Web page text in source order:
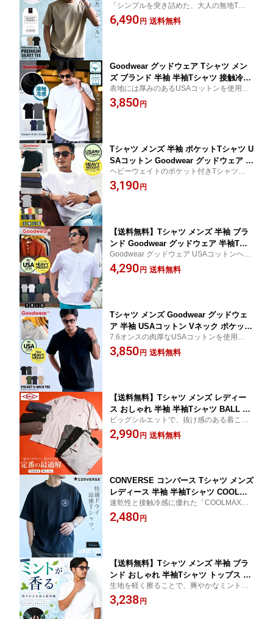
シャツ クルーネック シンプル 無地 定
番 Hollywood rich.& ハリウッドリッチ
「シンプルを突き詰めた、大人の無地Tシャ
ツ。」 余計な装飾を省いたミニマルなデザ
インだからこそ、素材とシルエットの良さ
6,490 円 送料無料
Goodwear グッドウェア Tシャツ メン
ズ ブランド 半袖 半袖Tシャツ 接触冷感
ひんやり 冷たい 涼 吸水速乾 USAコッ
トン シンプル 無地 無地Tシャツ クルー
表地には厚みのあるUSAコットンを使用
し、ドライな肌触りとしっかりとした質感
が魅力。接触冷感機能付きで、着た瞬間か
3,850 円
Tシャツ メンズ 半袖 ポケットTシャツ U
SAコットン Goodwear グッドウェア 厚
手 無地 大きいサイズ 白 黒 ポケT 定番
カジュアル 春 夏 父の日 プレゼント ア
ヘビーウェイトのポケット付きTシャツ。
肉厚なボディは、長きに渡って着続けられ
るので、コストパフォーマンス性にも長け
3,190 円
【送料無料】Tシャツ メンズ 半袖 ブラ
ンド Goodwear グッドウェア 半袖Tシ
ャツ ヘンリーネック おしゃれ 大人 US
Aコットン 7oz 7オンス ヘビーウェイト
Goodwear グッドウェア USAコットンヘン
リーネック半袖Tシャツ 大人カジュアルス
タイルに欠かせないきちんと感のある高見
4,290 円 送料無料
Tシャツ メンズ Goodwear グッドウェ
ア 半袖 USAコットン Vネック ポケット
付き 半袖Tシャツ ポケT ブランド シン
プル 無地 トップス カットソー ヘビー
7.6オンスの肉厚なUSAコットンを使用し
た、Goodwearならではのタフなヘビーウ
ェイトTシャツ。
3,850 円 送料無料
【送料無料】Tシャツ メンズ レディー
ス おしゃれ 半袖 半袖Tシャツ BALL ボ
ール ブランド ロゴ ワッペン ワンポイ
ント 無地 クルーネック 男女兼用 父の
ビッグシルエットで、抜け感のある着こな
しに。 ラフでこなれた雰囲気を演出する、
デイリーに最適な一枚。
2,990 円 送料無料
CONVERSE コンバース Tシャツ メンズ
レディース 半袖 半袖Tシャツ COOLMA
X クールマックス 涼しい ひんやり 涼感
素材 さがら刺繍 シンプル 定番 白T 白T
速乾性と接触冷感に優れた「COOLMAX」
素材を採用し、汗ばむ季節でも快適に着用
できる機能性Tシャツです。
2,480 円
【送料無料】Tシャツ メンズ 半袖 ブラ
ンド おしゃれ 半袖Tシャツ トップス イ
ンナー 無地 ミント 香り 防臭 消臭 上品
ストレッチ 伸縮性 クルーネック 大人
生地を軽く擦ることで、爽やかなミントの
香りがふんわり広がる半袖Tシャツ。 綿を
ベースに、リヨセルを配合することで、し
3,238 円